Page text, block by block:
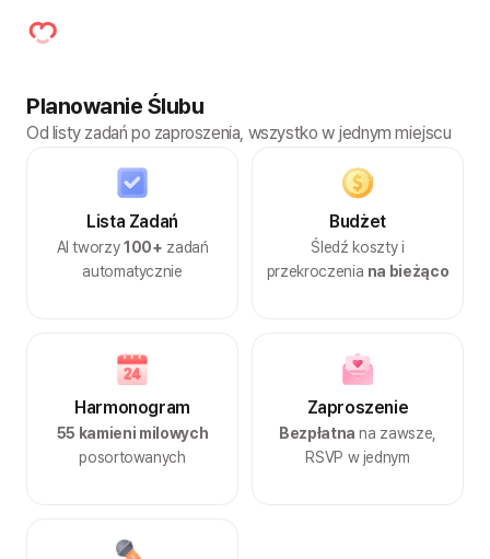
Planowanie Ślubu
Od listy zadań po zaproszenia, wszystko w jednym miejscu
Lista Zadań
AI tworzy100+ zadań
automatycznie
Budżet
Śledź koszty i
przekroczenia na bieżąco
Harmonogram
55 kamieni milowych
posortowanych
Zaproszenie
Bezpłatna na zawsze,
RSVP w jednym